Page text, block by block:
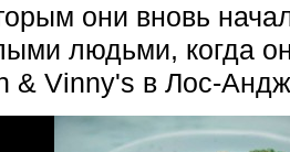
они вновь
людьми, когда
& Vinny's в Лос-